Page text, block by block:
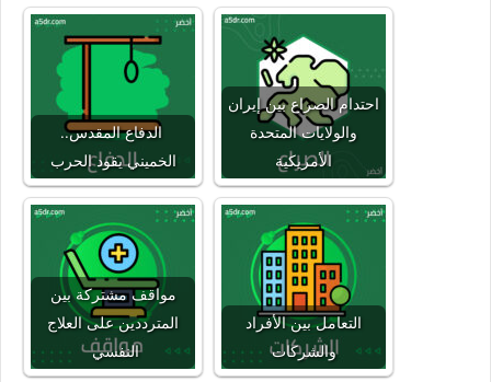
الدفاع المقدس..
الخميني يقود الحرب
احتدام الصراع بين إيران
والولايات المتحدة
الأمريكية
مواقف مشتركة بين
المترددين على العلاج
النفسي
التعامل بين الأفراد
والشركات